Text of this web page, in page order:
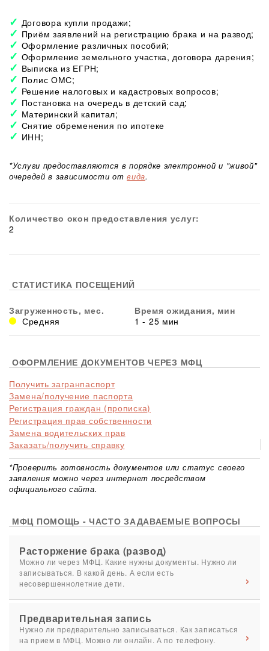
Договора купли продажи;
Приём заявлений на регистрацию брака и на развод;
Оформление различных пособий;
Оформление земельного участка, договора дарения;
Выписка из ЕГРН;
Полис ОМС;
Решение налоговых и кадастровых вопросов;
Постановка на очередь в детский сад;
Материнский капитал;
Снятие обременения по ипотеке
ИНН;
*Услуги предоставляются в порядке электронной и "живой"
очередей в зависимости отвида.
Количество окон предоставления услуг:
2
СТАТИСТИКА ПОСЕЩЕНИЙ
Загруженность, мес.
Средняя
Время ожидания, мин
1 - 25 мин
ОФОРМЛЕНИЕ ДОКУМЕНТОВ ЧЕРЕЗ МФЦ
Получить загранпаспорт
Замена/получение паспорта
Регистрация граждан (прописка)
Регистрация прав собственности
Замена водительских прав
Заказать/получить справку
*Проверить готовность документов или статус своего
заявления можно через интернет посредством
официального сайта.
МФЦ ПОМОЩЬ - ЧАСТО ЗАДАВАЕМЫЕ ВОПРОСЫ
Расторжение брака (развод)
Можно ли через МФЦ. Какие нужны документы. Нужно ли
записываться. В какой день. А если есть
несовершеннолетние дети.
Предварительная запись
Нужно ли предварительно записываться. Как записаться
на прием в МФЦ. Можно ли онлайн. А по телефону.